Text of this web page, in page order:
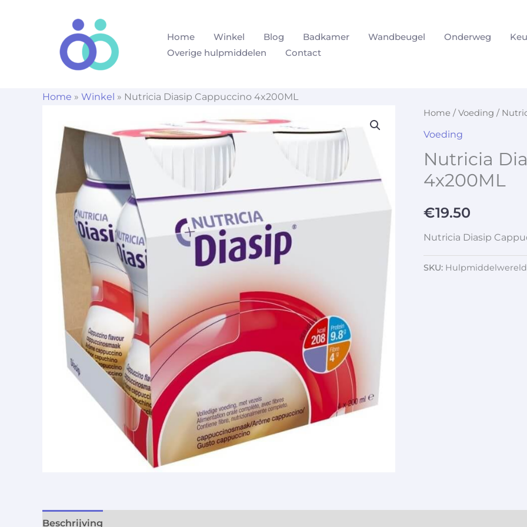
Home Winkel Blog Badkamer Wandbeugel Onderweg
Overige hulpmiddelen
Contact
Home » Winkel » Nutricia Diasip Cappuccino 4x200ML
Home / Voeding /
Voeding
Nutricia
4x200ML
€19.50
Nutricia Diasip
SKU:
Beschrijving